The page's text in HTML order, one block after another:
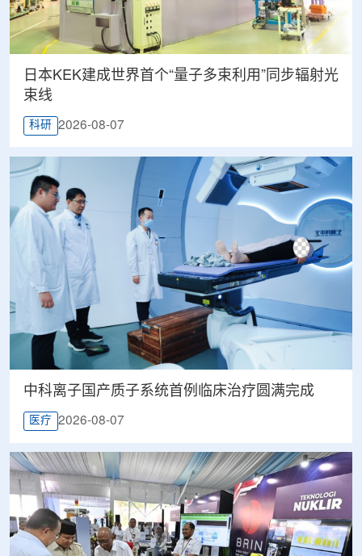
日本KEK建成世界首个“量子多束利用”同步辐射光
束线
科研 2026-08-07
中科离子国产质子系统首例临床治疗圆满完成
医疗 2026-08-07